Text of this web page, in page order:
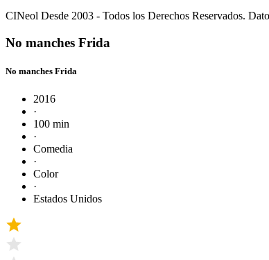
CINeol Desde 2003 - Todos los Derechos Reservados.
No manches Frida
No manches Frida
2016
·
100 min
·
Comedia
·
Color
·
Estados Unidos